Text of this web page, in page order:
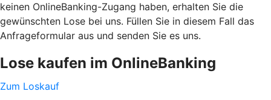
keinen OnlineBanking-Zugang haben, erhalten Sie die
gewünschten Lose bei uns. Füllen Sie in diesem Fall das
Anfrageformular aus und senden Sie es uns.
Lose kaufen im OnlineBanking
Zum Loskauf